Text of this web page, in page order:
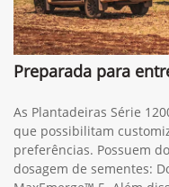
Preparada para
As Plantadeiras Série
que possibilitam
preferências. Possuem
dosagem de sementes: